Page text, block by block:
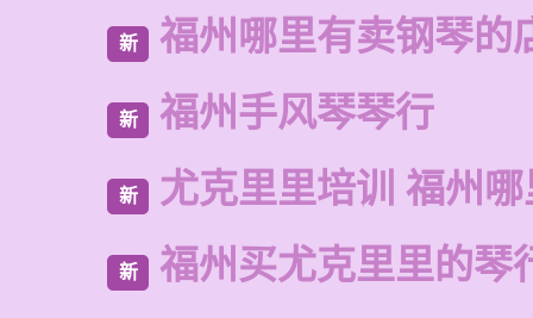
新 福州哪里有卖钢琴的
新 福州手风琴琴行
新 尤克里里培训 福州
新 福州买尤克里里的琴